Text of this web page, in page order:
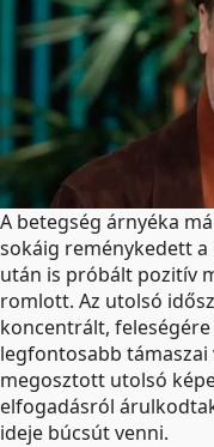
A betegség árnyéka
sokáig reménykedett a
után is próbált pozitív
romlott. Az utolsó
koncentrált,
legfontosabb támaszai
megosztott utolsó
elfogadásról
ideje búcsút venni.